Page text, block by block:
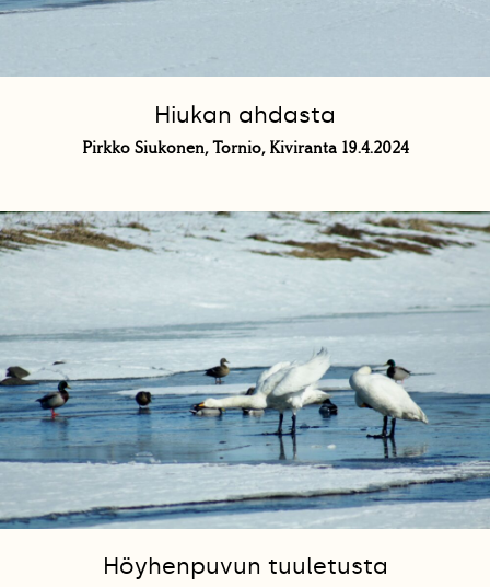
Hiukan ahdasta
Pirkko Siukonen, Tornio, Kiviranta 19.4.2024
Höyhenpuvun tuuletusta